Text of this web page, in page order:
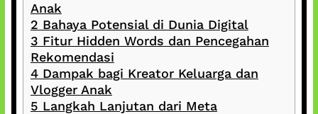
Anak
2 Bahaya Potensial di Dunia Digital
3 Fitur Hidden Words dan Pencegahan
Rekomendasi
4Dampak bagi Kreator Keluarga dan
Vlogger Anak
5 Langkah Lanjutan dari Meta